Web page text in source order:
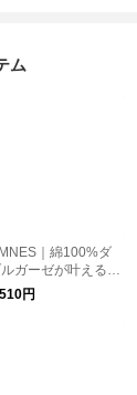
ム
｜綿100%ダ
ガーゼが叶える、
やか涼し気フーディ
ベスト
円